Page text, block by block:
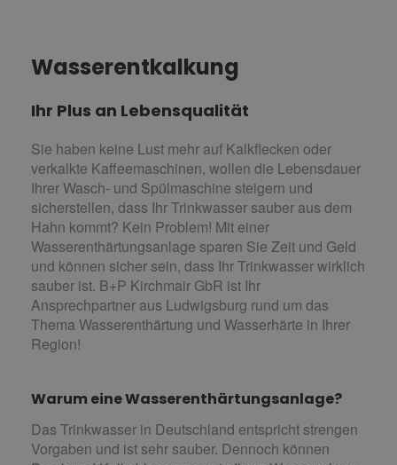
Wasserentkalkung
Ihr Plus an Lebensqualität
Sie haben keine Lust mehr auf Kalkflecken oder
verkalkte Kaffeemaschinen, wollen die Lebensdauer
Ihrer Wasch- und Spülmaschine steigern und
sicherstellen, dass Ihr Trinkwasser sauber aus dem
Hahn kommt? Kein Problem! Mit einer
Wasserenthärtungsanlage sparen Sie Zeit und Geld
und können sicher sein, dass Ihr Trinkwasser wirklich
sauber ist. B+P Kirchmair GbR ist Ihr
Ansprechpartner aus Ludwigsburg rund um das
Thema Wasserenthärtung und Wasserhärte in Ihrer
Region!
Warum eine Wasserenthärtungsanlage?
Das Trinkwasser in Deutschland entspricht strengen
Vorgaben und ist sehr sauber. Dennoch können